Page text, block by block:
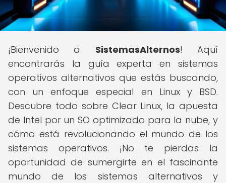
¡Bienvenido a SistemasAlternos! Aquí
encontrarás la guía experta en sistemas
operativos alternativos que estás buscando,
con un enfoque especial en Linux y BSD.
Descubre todo sobre Clear Linux, la apuesta
de Intel por un SO optimizado para la nube, y
cómo está revolucionando el mundo de los
sistemas operativos. ¡No te pierdas la
oportunidad de sumergirte en el fascinante
mundo de los sistemas alternativos y